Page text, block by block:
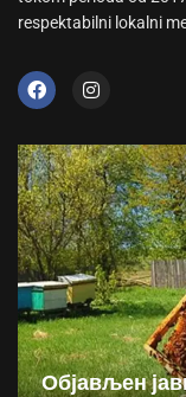
respektabilni lokalni
Објављен